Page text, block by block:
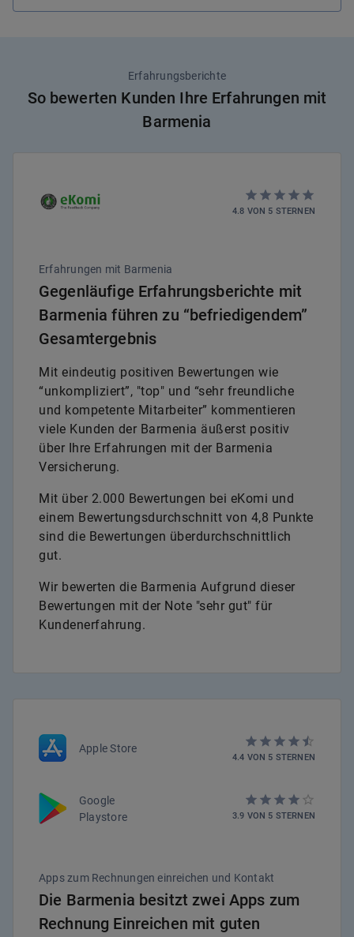
Erfahrungsberichte
So bewerten Kunden Ihre Erfahrungen mit
Barmenia
4.8 VON 5 STERNEN
Erfahrungen mit Barmenia
Gegenläufige Erfahrungsberichte mit
Barmenia führen zu “befriedigendem”
Gesamtergebnis
Mit eindeutig positiven Bewertungen wie
“unkompliziert”, "top" und “sehr freundliche
und kompetente Mitarbeiter” kommentieren
viele Kunden der Barmenia äußerst positiv
über Ihre Erfahrungen mit der Barmenia
Versicherung.
Mit über 2.000 Bewertungen bei eKomi und
einem Bewertungsdurchschnitt von 4,8 Punkte
sind die Bewertungen überdurchschnittlich
gut.
Wir bewerten die Barmenia Aufgrund dieser
Bewertungen mit der Note "sehr gut" für
Kundenerfahrung.
Apple Store
4.4 VON 5 STERNEN
Google
Playstore
3.9 VON 5 STERNEN
Apps zum Rechnungen einreichen und Kontakt
Die Barmenia besitzt zwei Apps zum
Rechnung Einreichen mit guten